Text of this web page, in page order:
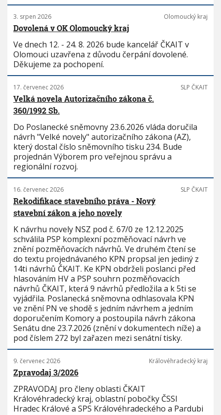
3. srpen 2026 Olomoucký kraj
Dovolená v OK Olomoucký kraj
Ve dnech 12. - 24. 8. 2026 bude kancelář ČKAIT v
Olomouci uzavřena z důvodu čerpání dovolené.
Děkujeme za pochopení.
17. červenec 2026 SLP ČKAIT
Velká novela Autorizačního zákona č.
360/1992 Sb.
Do Poslanecké sněmovny 23.6.2026 vláda doručila
návrh "Velké novely" autorizačního zákona (AZ),
který dostal číslo sněmovního tisku 234. Bude
projednán Výborem pro veřejnou správu a
regionální rozvoj.
16. červenec 2026 SLP ČKAIT
Rekodifikace stavebního práva - Nový
stavební zákon a jeho novely
K návrhu novely NSZ pod č. 67/0 ze 12.12.2025
schválila PSP komplexní pozměňovací návrh ve
znění pozměňovacích návrhů. Ve druhém čtení se
do textu projednávaného KPN propsal jen jediný z
14ti návrhů ČKAIT. Ke KPN obdrželi poslanci před
hlasováním HV a PSP souhrn pozměňovacích
návrhů ČKAIT, která 9 návrhů předložila a k 5ti se
vyjádřila. Poslanecká sněmovna odhlasovala KPN
ve znění PN ve shodě s jedním návrhem a jedním
doporučením Komory a postoupila návrh zákona
Senátu dne 23.7.2026 (znění v dokumentech níže) a
pod číslem 272 byl zařazen mezi senátní tisky.
9. červenec 2026 Královéhradecký kraj
Zpravodaj 3/2026
ZPRAVODAJ pro členy oblasti ČKAIT
Královéhradecký kraj, oblastní pobočky ČSSI
Hradec Králové a SPS Královéhradeckého a Pardubi